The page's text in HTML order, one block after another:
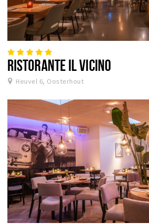
RISTORANTE IL VICINO
Heuvel 6, Oosterhout